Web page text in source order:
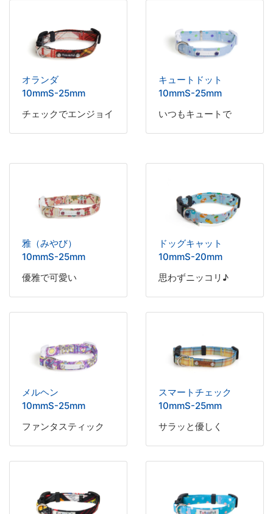
オランダ
10mmS-25mm
チェックでエンジョイ
キュートドット
10mmS-25mm
いつもキュートで
雅（みやび）
10mmS-25mm
優雅で可愛い
ドッグキャット
10mmS-20mm
思わずニッコリ♪
メルヘン
10mmS-25mm
ファンタスティック
スマートチェック
10mmS-25mm
サラッと優しく